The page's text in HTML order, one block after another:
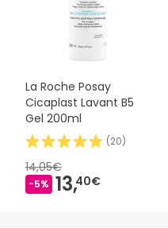
La Roche Posay
Cicaplast Lavant B5
Gel 200ml
(20)
14,05€
-5% 13,40€